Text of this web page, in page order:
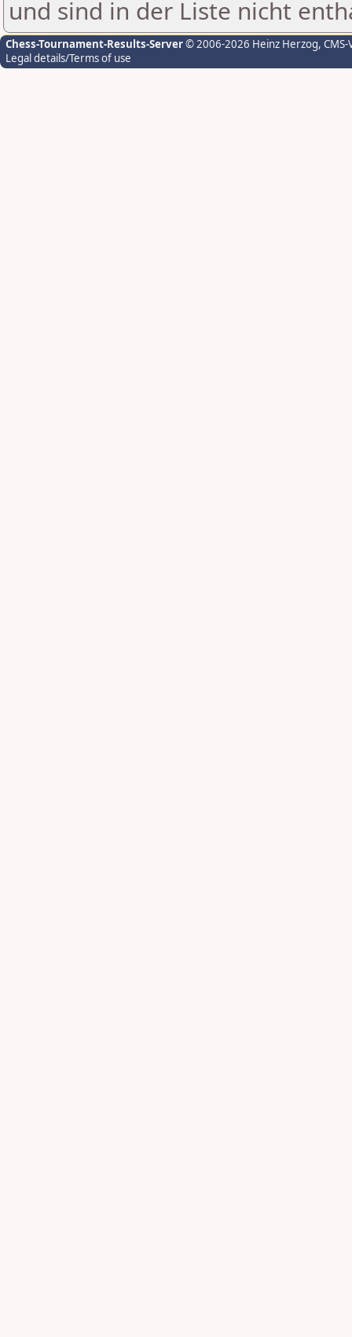
und sind in der Liste nicht
Chess-Tournament-Results-Server© 2006-2026 Heinz Herzog,
Legal details/Terms of use